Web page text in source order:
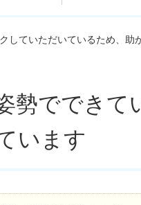
していただいているため、助
勢でできて
います